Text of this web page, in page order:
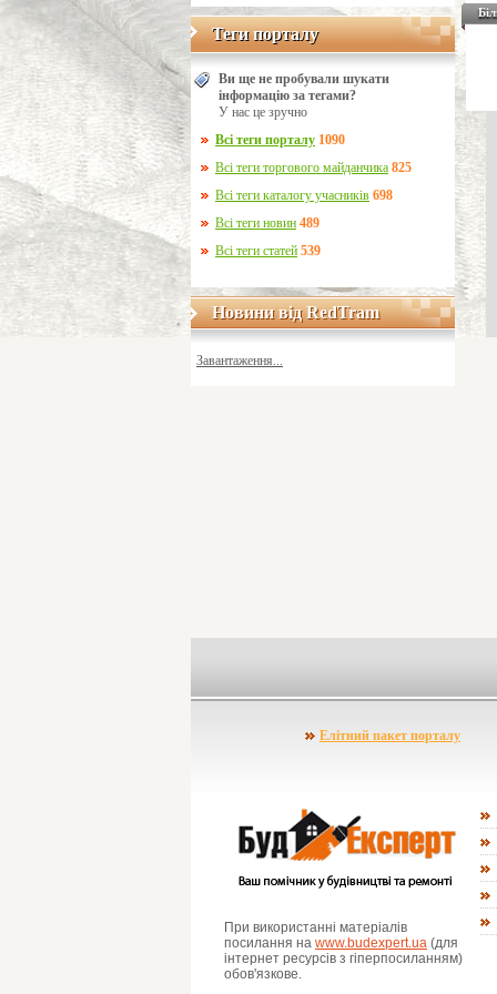
Теги порталу
Теги порталу
Ви ще не пробували шукати
інформацію за тегами?
У нас це зручно
Всі теги порталу 1090
Всі теги торгового майданчика 825
Всі теги каталогу учасників 698
Всі теги новин 489
Всі теги статей 539
Новини від RedTram
Новини від RedTram
Завантаження...
Елітний пакет порталу
При використанні матеріалів
посилання на www.budexpert.ua (для
інтернет ресурсів з гіперпосиланням)
обов'язкове.